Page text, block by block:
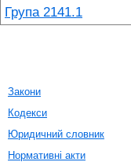
Група 2141.1
Закони
Кодекси
Юридичний словник
Нормативні акти